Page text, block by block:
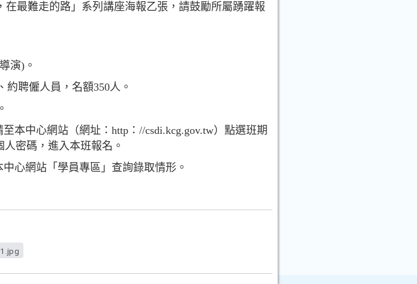
最難走的路」系列講座海報乙張，請鼓勵所屬踴躍報
演)。
聘僱人員，名額350人。
本中心網站（網址：http：//csdi.kcg.gov.tw）點選班期
密碼，進入本班報名。
心網站「學員專區」查詢錄取情形。